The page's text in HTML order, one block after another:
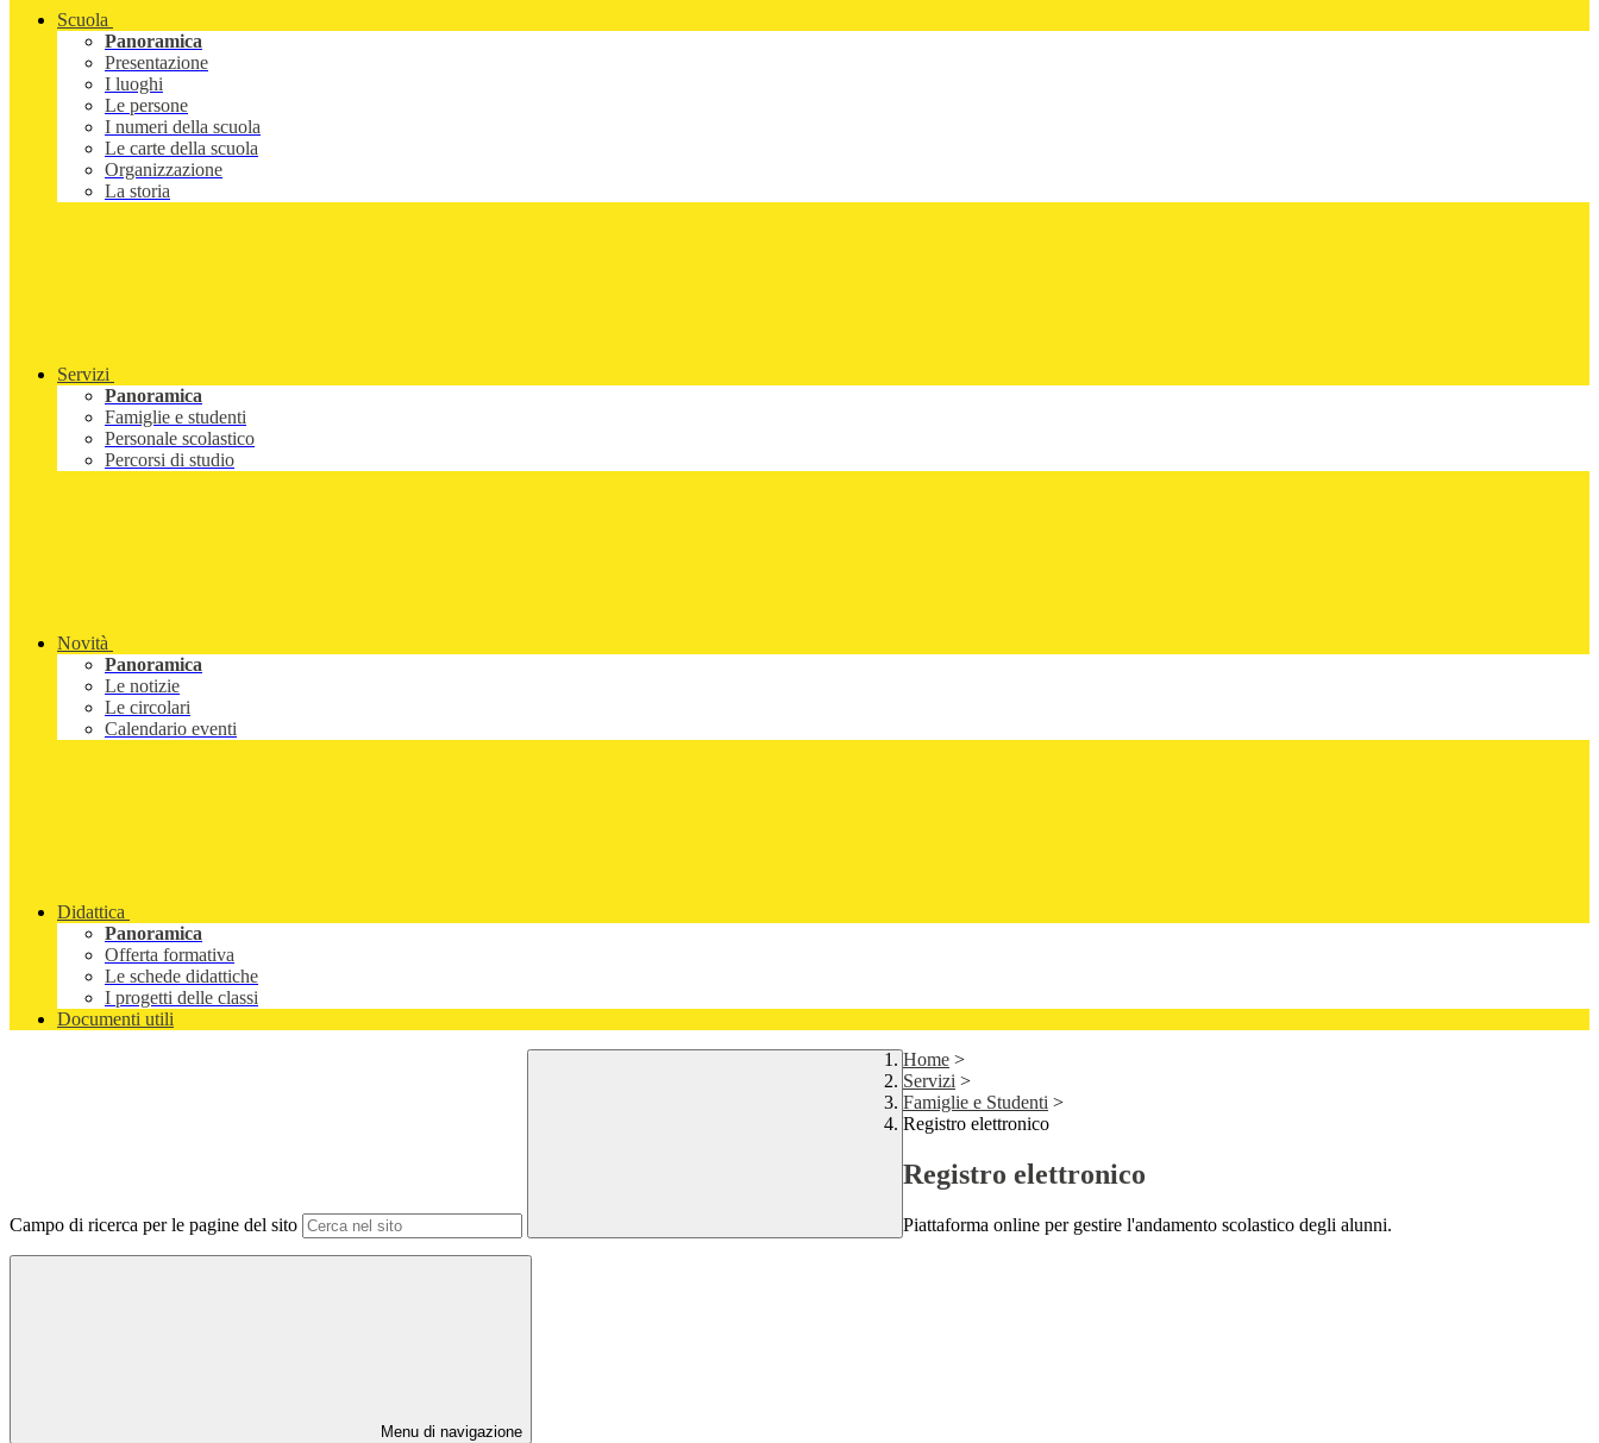
Scuola
Panoramica
Presentazione
I luoghi
Le persone
I numeri della scuola
Le carte della scuola
Organizzazione
La storia
Servizi
Panoramica
Famiglie e studenti
Personale scolastico
Percorsi di studio
Novità
Panoramica
Le notizie
Le circolari
Calendario eventi
Didattica
Panoramica
Offerta formativa
Le schede didattiche
I progetti delle classi
Documenti utili
Campo di ricerca per le pagine del sito
Home >
Servizi >
Famiglie e Studenti >
Registro elettronico
Registro elettronico
Piattaforma online per gestire l'andamento scolastico degli alunni.
Menu di navigazione